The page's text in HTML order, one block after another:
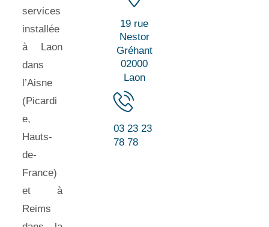
services
installée
à Laon
dans
l’Aisne
(Picardi
e,
Hauts-
de-
France)
et à
Reims
19 rue
Nestor
Gréhant
02000
Laon
03 23 23
78 78